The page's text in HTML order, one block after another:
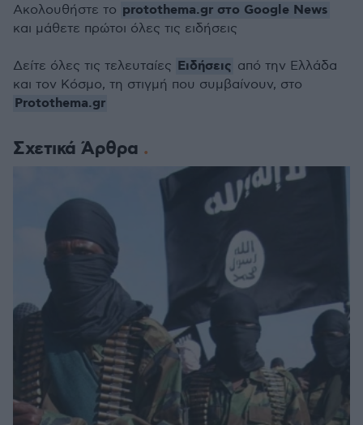
Σχετικά Άρθρα
Ακολουθήστε το protothema.gr στο Google News
και μάθετε πρώτοι όλες τις ειδήσεις
Δείτε όλες τις τελευταίες Ειδήσεις από την Ελλάδα
και τον Κόσμο, τη στιγμή που συμβαίνουν, στο
Protothema.gr